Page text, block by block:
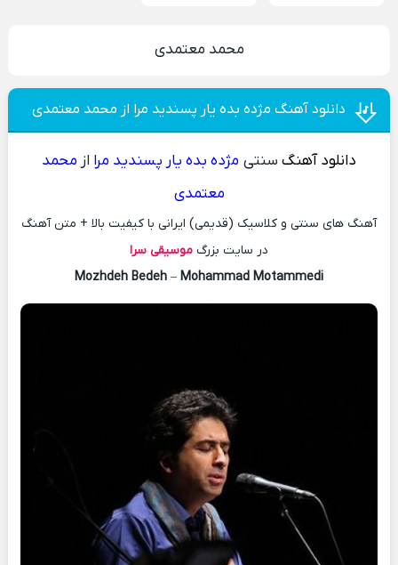
محمد معتمدی
دانلود آهنگ مژده بده یار پسندید مرا از محمد معتمدی
دانلود آهنگ سنتی مژده بده یار پسندید مرا از محمد
معتمدی
آهنگ های سنتی و کلاسیک (قدیمی) ایرانی با کیفیت بالا + متن آهنگ
در سایت بزرگ موسیقی سرا
Mozhdeh Bedeh – Mohammad Motammedi